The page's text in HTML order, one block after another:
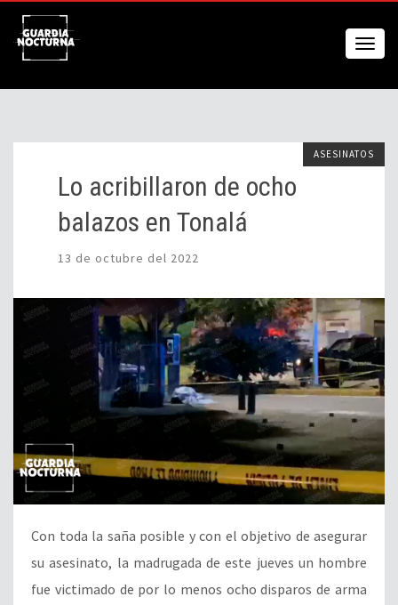
ASESINATOS
Lo acribillaron de ocho
balazos en Tonalá
13 de octubre del 2022
Con toda la saña posible y con el objetivo de asegurar
su asesinato, la madrugada de este jueves un hombre
fue victimado de por lo menos ocho disparos de arma